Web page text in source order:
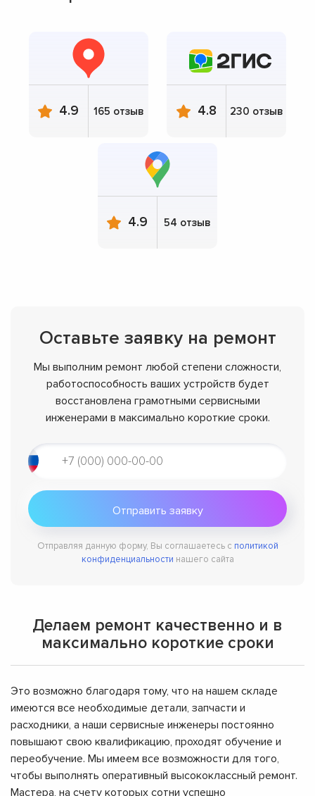
4.9 165 отзыв 4.8 230 отзыв
4.9 54 отзыв
Оставьте заявку на ремонт
Мы выполним ремонт любой степени сложности,
работоспособность ваших устройств будет
восстановлена грамотными сервисными
инженерами в максимально короткие сроки.
Отправляя данную форму, Вы соглашаетесь с политикой
конфиденциальности нашего сайта
Делаем ремонт качественно и в
максимально короткие сроки
Это возможно благодаря тому, что на нашем складе
имеются все необходимые детали, запчасти и
расходники, а наши сервисные инженеры постоянно
повышают свою квалификацию, проходят обучение и
переобучение. Мы имеем все возможности для того,
чтобы выполнять оперативный высококлассный ремонт.
Мастера, на счету которых сотни успешно